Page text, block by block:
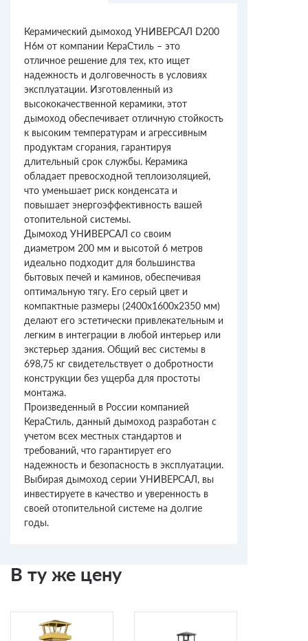
Керамический дымоход УНИВЕРСАЛ D200
H6м от компании КераСтиль – это
отличное решение для тех, кто ищет
надежность и долговечность в условиях
эксплуатации. Изготовленный из
высококачественной керамики, этот
дымоход обеспечивает отличную стойкость
к высоким температурам и агрессивным
продуктам сгорания, гарантируя
длительный срок службы. Керамика
обладает превосходной теплоизоляцией,
что уменьшает риск конденсата и
повышает энергоэффективность вашей
отопительной системы.
Дымоход УНИВЕРСАЛ со своим
диаметром 200 мм и высотой 6 метров
идеально подходит для большинства
бытовых печей и каминов, обеспечивая
оптимальную тягу. Его серый цвет и
компактные размеры (2400х1600х2350 мм)
делают его эстетически привлекательным и
легким в интеграции в любой интерьер или
экстерьер здания. Общий вес системы в
698,75 кг свидетельствует о добротности
конструкции без ущерба для простоты
монтажа.
Произведенный в России компанией
КераСтиль, данный дымоход разработан с
учетом всех местных стандартов и
требований, что гарантирует его
надежность и безопасность в эксплуатации.
Выбирая дымоход серии УНИВЕРСАЛ, вы
инвестируете в качество и уверенность в
своей отопительной системе на долгие
годы.
В ту же цену